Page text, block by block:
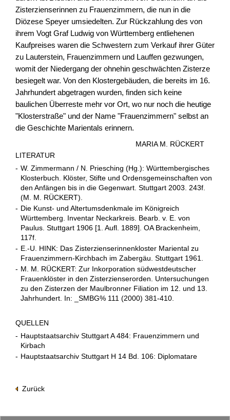
Zisterzienserinnen zu Frauenzimmern, die nun in die
Diözese Speyer umsiedelten. Zur Rückzahlung des von
ihrem Vogt Graf Ludwig von Württemberg entliehenen
Kaufpreises waren die Schwestern zum Verkauf ihrer Güter
zu Lauterstein, Frauenzimmern und Lauffen gezwungen,
womit der Niedergang der ohnehin geschwächten Zisterze
besiegelt war. Von den Klostergebäuden, die bereits im 16.
Jahrhundert abgetragen wurden, finden sich keine
baulichen Überreste mehr vor Ort, wo nur noch die heutige
"Klosterstraße" und der Name "Frauenzimmern" selbst an
die Geschichte Marientals erinnern.
MARIA M. RÜCKERT
LITERATUR
- W. Zimmermann / N. Priesching (Hg.): Württembergisches
Klosterbuch. Klöster, Stifte und Ordensgemeinschaften von
den Anfängen bis in die Gegenwart. Stuttgart 2003. 243f.
(M. M. RÜCKERT).
- Die Kunst- und Altertumsdenkmale im Königreich
Württemberg. Inventar Neckarkreis. Bearb. v. E. von
Paulus. Stuttgart 1906 [1. Aufl. 1889]. OA Brackenheim,
117f.
- E.-U. HINK: Das Zisterzienserinnenkloster Mariental zu
Frauenzimmern-Kirchbach im Zabergäu. Stuttgart 1961.
- M. M. RÜCKERT: Zur Inkorporation südwestdeutscher
Frauenklöster in den Zisterzienserorden. Untersuchungen
zu den Zisterzen der Maulbronner Filiation im 12. und 13.
Jahrhundert. In: _SMBG% 111 (2000) 381-410.
QUELLEN
- Hauptstaatsarchiv Stuttgart A 484: Frauenzimmern und
Kirbach
- Hauptstaatsarchiv Stuttgart H 14 Bd. 106: Diplomatare
Zurück